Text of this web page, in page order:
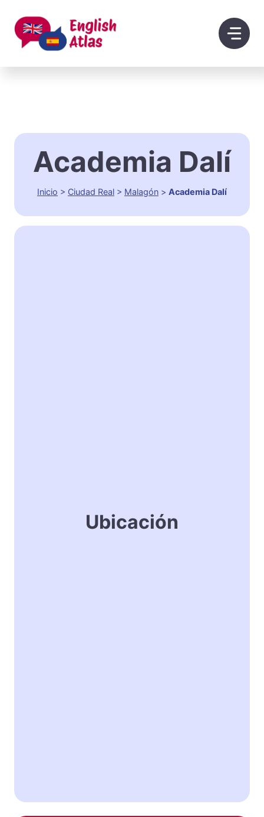
contenido
Academia Dalí
Inicio > Ciudad Real > Malagón > Academia Dalí
Ubicación